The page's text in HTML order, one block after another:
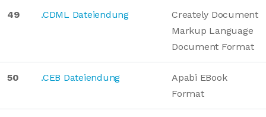
49 .CDML Dateiendung
Creately Document
Markup Language
Document Format
50 .CEB Dateiendung
Apabi EBook
Format